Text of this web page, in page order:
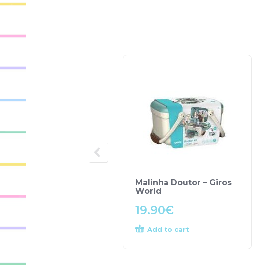
Malinha Doutor – Giros
World
19.90€
Add to cart